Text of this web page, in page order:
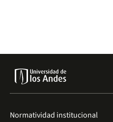
Normatividad institucional